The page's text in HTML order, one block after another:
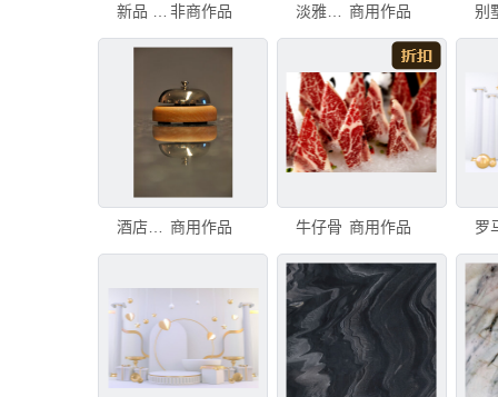
非商作品 淡雅纹理大理石素材图片 商用作品
商用作品 牛仔骨 商用作品